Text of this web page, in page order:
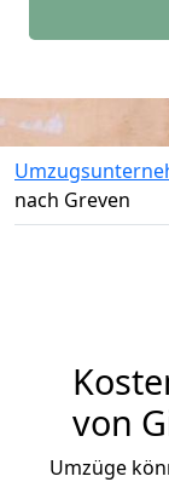
nach Greven
von
Umzüge